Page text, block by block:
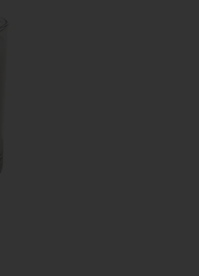
JSMINE キャンドル